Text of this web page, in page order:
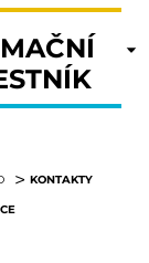
KONTAKTY